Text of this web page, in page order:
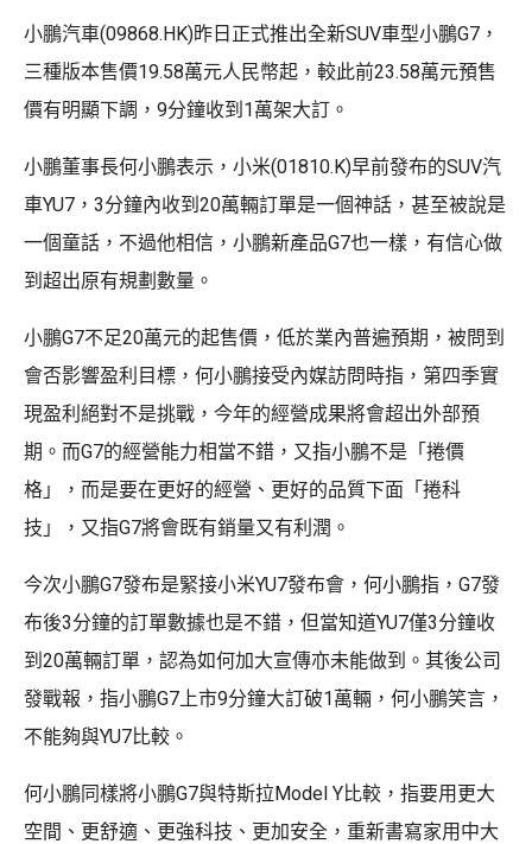
小鵬汽車(09868.HK)昨日正式推出全新SUV車型小鵬G7，
三種版本售價19.58萬元人民幣起，較此前23.58萬元預售
價有明顯下調，9分鐘收到1萬架大訂。
小鵬董事長何小鵬表示，小米(01810.K)早前發布的SUV汽
車YU7，3分鐘內收到20萬輛訂單是一個神話，甚至被說是
一個童話，不過他相信，小鵬新產品G7也一樣，有信心做
到超出原有規劃數量。
小鵬G7不足20萬元的起售價，低於業內普遍預期，被問到
會否影響盈利目標，何小鵬接受內媒訪問時指，第四季實
現盈利絕對不是挑戰，今年的經營成果將會超出外部預
期。而G7的經營能力相當不錯，又指小鵬不是「捲價
格」，而是要在更好的經營、更好的品質下面「捲科
技」，又指G7將會既有銷量又有利潤。
今次小鵬G7發布是緊接小米YU7發布會，何小鵬指，G7發
布後3分鐘的訂單數據也是不錯，但當知道YU7僅3分鐘收
到20萬輛訂單，認為如何加大宣傳亦未能做到。其後公司
發戰報，指小鵬G7上市9分鐘大訂破1萬輛，何小鵬笑言，
不能夠與YU7比較。
何小鵬同樣將小鵬G7與特斯拉Model Y比較，指要用更大
空間、更舒適、更強科技、更加安全，重新書寫家用中大